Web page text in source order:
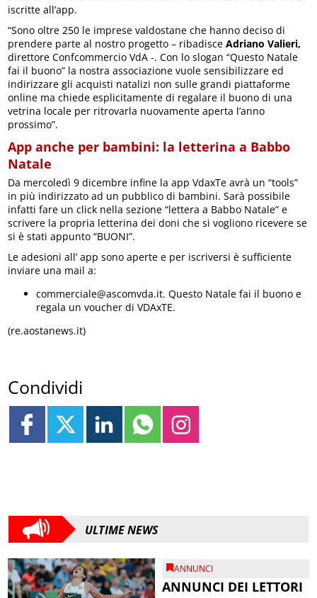
iscritte all’app.
“Sono oltre 250 le imprese valdostane che hanno deciso di
prendere parte al nostro progetto – ribadisceAdriano Valieri,
direttore Confcommercio VdA -. Con lo slogan “Questo Natale
fai il buono” la nostra associazione vuole sensibilizzare ed
indirizzare gli acquisti natalizi non sulle grandi piattaforme
online ma chiede esplicitamente di regalare il buono di una
vetrina locale per ritrovarla nuovamente aperta l’anno
prossimo”.
App anche per bambini: la letterina a Babbo
Natale
Da mercoledì 9 dicembre infine la app VdaxTe avrà un “tools”
in più indirizzato ad un pubblico di bambini. Sarà possibile
infatti fare un click nella sezione “lettera a Babbo Natale” e
scrivere la propria letterina dei doni che si vogliono ricevere se
si è stati appunto “BUONI”.
Le adesioni all’ app sono aperte e per iscriversi è sufficiente
inviare una mail a:
commerciale@ascomvda.it. Questo Natale fai il buono e
regala un voucher di VDAxTE.
(re.aostanews.it)
Condividi
ULTIME NEWS
ANNUNCI
ANNUNCI DEI LETTORI